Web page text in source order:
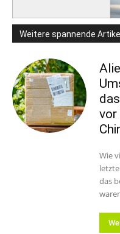
Weitere spannende
vor
Wie
das